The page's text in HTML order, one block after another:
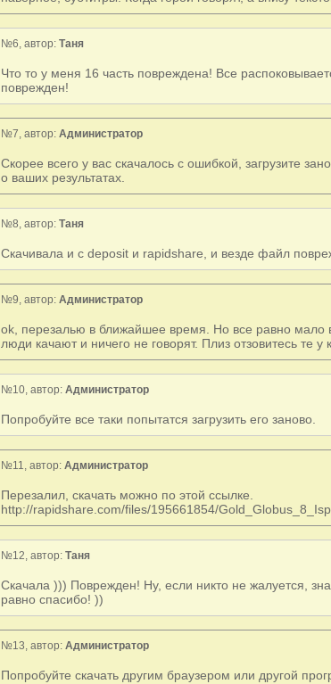
№6, автор: Таня
Что то у меня 16 часть повреждена! Все
поврежден!
№7, автор: Администратор
Скорее всего у вас скачалось с ошибкой, загрузите
о ваших результатах.
№8, автор: Таня
Скачивала и с deposit и rapidshare, и везде файл
№9, автор: Администратор
ok, перезалью в ближайшее время. Но все равно мало
люди качают и ничего не говорят. Плиз отзовитесь те
№10, автор: Администратор
Попробуйте все таки попытатся загрузить его заново.
№11, автор: Администратор
Перезалил, скачать можно по этой ссылке.
http://rapidshare.com/files/195661854/
№12, автор: Таня
Скачала ))) Поврежден! Ну, если никто не жалуется,
равно спасибо! ))
№13, автор: Администратор
Попробуйте скачать другим браузером или другой